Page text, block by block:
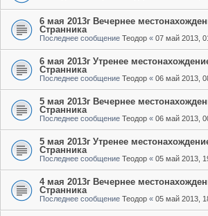
6 мая 2013г Вечернее
Странника
Последнее сообщение Теодор « 07 май 2013,
6 мая 2013г Утренее
Странника
Последнее сообщение Теодор « 06 май 2013,
5 мая 2013г Вечернее
Странника
Последнее сообщение Теодор « 06 май 2013,
5 мая 2013г Утренее
Странника
Последнее сообщение Теодор « 05 май 2013,
4 мая 2013г Вечернее
Странника
Последнее сообщение Теодор « 05 май 2013,